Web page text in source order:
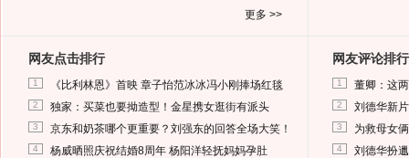
更多 >>
网友点击排行
1 《比利林恩》首映 章子怡范冰冰冯小刚捧场红毯
2 独家：买菜也要拗造型！金星携女逛街有派头
3 京东和奶茶哪个更重要？刘强东的回答全场大笑！
4 杨威晒照庆祝结婚8周年 杨阳洋轻抚妈妈孕肚
网友评论排行
1 董卿：这
2 刘德华新
3 为救母女
4 刘德华扮